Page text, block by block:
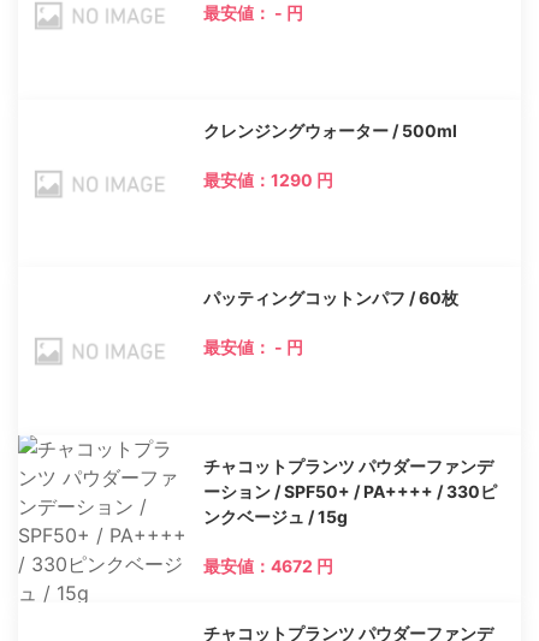
最安値： - 円
クレンジングウォーター / 500ml
最安値：1290 円
パッティングコットンパフ / 60枚
最安値： - 円
チャコットプランツ パウダーファンデ
ーション / SPF50+ / PA++++ / 330ピ
ンクベージュ / 15g
最安値：4672 円
チャコットプランツ パウダーファンデ